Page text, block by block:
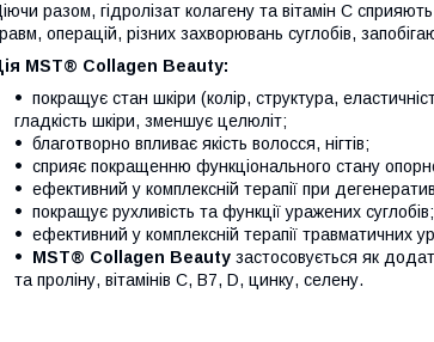
разом, гідролізат колагену та вітамін С
операцій, різних захворювань суглобів,
MST® Collagen Beauty:
покращує стан шкіри (колір, структура,
гладкість шкіри, зменшує целюліт;
благотворно впливає якість волосся, нігтів;
сприяє покращенню функціонального стану
ефективний у комплексній терапії при
покращує рухливість та функції уражених суглобів;
ефективний у комплексній терапії травматичних
MST® Collagen Beauty застосовується як
та проліну, вітамінів С, В7, D, цинку, селену.